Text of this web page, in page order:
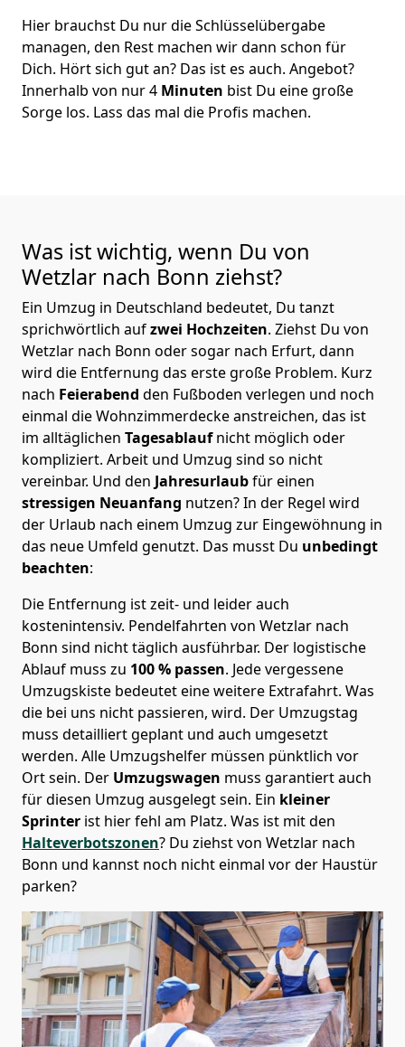
Hier brauchst Du nur die Schlüsselübergabe
managen, den Rest machen wir dann schon für
Dich. Hört sich gut an? Das ist es auch. Angebot?
Innerhalb von nur 4 Minuten bist Du eine große
Sorge los. Lass das mal die Profis machen.
Was ist wichtig, wenn Du von
Wetzlar nach Bonn ziehst?
Ein Umzug in Deutschland bedeutet, Du tanzt
sprichwörtlich aufzwei Hochzeiten. Ziehst Du von
Wetzlar nach Bonn oder sogar nach Erfurt, dann
wird die Entfernung das erste große Problem. Kurz
nach Feierabend den Fußboden verlegen und noch
einmal die Wohnzimmerdecke anstreichen, das ist
im alltäglichen Tagesablaufnicht möglich oder
kompliziert. Arbeit und Umzug sind so nicht
vereinbar. Und den Jahresurlaubfür einen
stressigen Neuanfang nutzen? In der Regel wird
der Urlaub nach einem Umzug zur Eingewöhnung in
das neue Umfeld genutzt. Das musst Du unbedingt
beachten:
Die Entfernung ist zeit- und leider auch
kostenintensiv. Pendelfahrten von Wetzlar nach
Bonn sind nicht täglich ausführbar. Der logistische
Ablauf muss zu 100 % passen. Jede vergessene
Umzugskiste bedeutet eine weitere Extrafahrt. Was
die bei uns nicht passieren, wird. Der Umzugstag
muss detailliert geplant und auch umgesetzt
werden. Alle Umzugshelfer müssen pünktlich vor
Ort sein. Der Umzugswagen muss garantiert auch
für diesen Umzug ausgelegt sein. Ein kleiner
Sprinter ist hier fehl am Platz. Was ist mit den
Halteverbotszonen? Du ziehst von Wetzlar nach
Bonn und kannst noch nicht einmal vor der Haustür
parken?